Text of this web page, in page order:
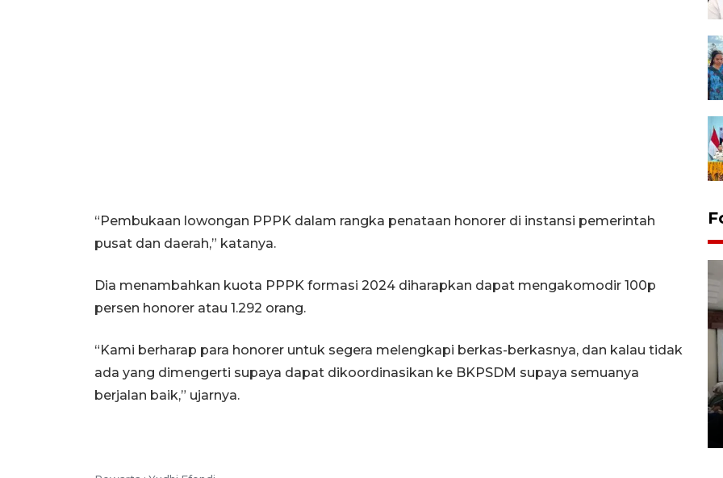
“Pembukaan lowongan PPPK dalam rangka penataan honorer di instansi pemerintah
pusat dan daerah,” katanya.
Dia menambahkan kuota PPPK formasi 2024 diharapkan dapat mengakomodir 100p
persen honorer atau 1.292 orang.
“Kami berharap para honorer untuk segera melengkapi berkas-berkasnya, dan kalau tidak
ada yang dimengerti supaya dapat dikoordinasikan ke BKPSDM supaya semuanya
berjalan baik,” ujarnya.
Antara Biro Papua